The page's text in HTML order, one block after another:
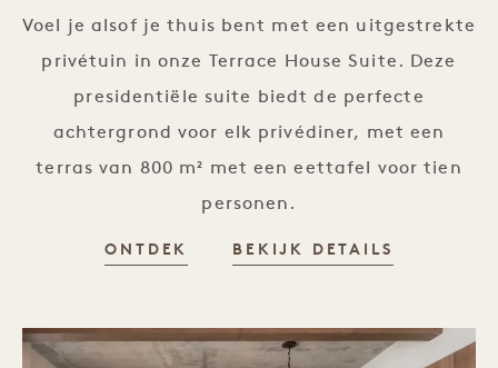
Voel je alsof je thuis bent met een uitgestrekte
privétuin in onze Terrace House Suite. Deze
presidentiële suite biedt de perfecte
achtergrond voor elk privédiner, met een
terras van 800 m² met een eettafel voor tien
personen.
ONTDEK BEKIJK DETAILS